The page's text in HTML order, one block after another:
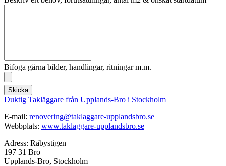
Bifoga gärna bilder, handlingar, ritningar m.m.
Skicka
Duktig Takläggare från Upplands-Bro i Stockholm
E-mail: renovering@taklaggare-upplandsbro.se
Webbplats: www.taklaggare-upplandsbro.se
Adress: Råbystigen
197 31 Bro
Upplands-Bro, Stockholm